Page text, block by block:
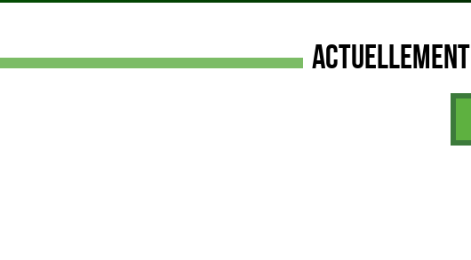
Actuellement